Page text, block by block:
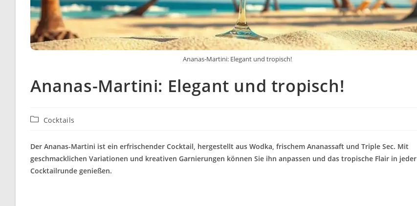
Ananas-Martini: Elegant und tropisch!
Ananas-Martini: Elegant und tropisch!
Beitrags-
Cocktails
Der Ananas-Martini ist ein erfrischender Cocktail, hergestellt aus Wodka, frischem Ananassaft und Triple Sec. Mit
geschmacklichen Variationen und kreativen Garnierungen können Sie ihn anpassen und das tropische Flair in jeder
Cocktailrunde genießen.